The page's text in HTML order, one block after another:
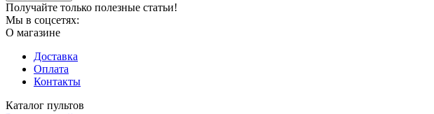
Получайте только полезные статьи!
Мы в соцсетях:
О магазине
Доставка
Оплата
Контакты
Каталог пультов